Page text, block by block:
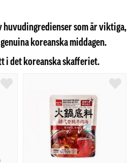
huvudingredienser som är viktiga,
koreanska middagen.
i det koreanska skafferiet.